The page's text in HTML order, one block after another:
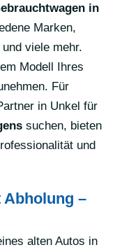
in
Marken,
viele mehr.
Modell Ihres
Für
in Unkel für
suchen, bieten
und
–
alten Autos in